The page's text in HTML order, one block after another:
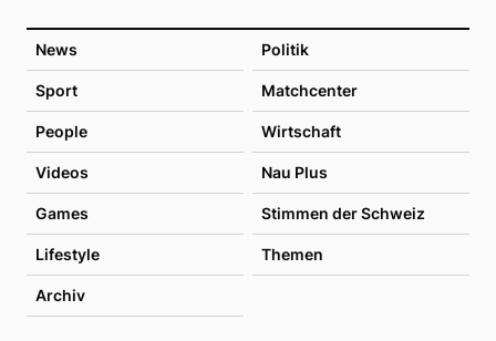
News Politik
Sport Matchcenter
People Wirtschaft
Videos Nau Plus
Games Stimmen der Schweiz
Lifestyle Themen
Archiv